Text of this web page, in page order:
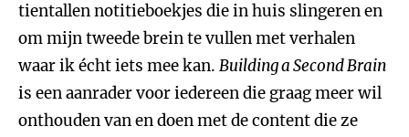
tientallen notitieboekjes die in huis slingeren en
om mijn tweede brein te vullen met verhalen
waar ik écht iets mee kan. Building a Second Brain
is een aanrader voor iedereen die graag meer wil
onthouden van en doen met de content die ze